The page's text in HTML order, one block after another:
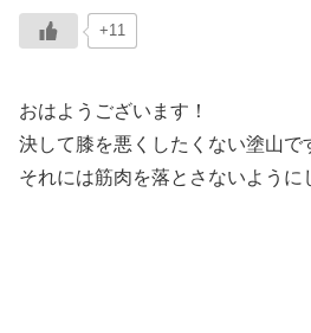
+11
おはようございます！
決して膝を悪くしたくない塗山で
それには筋肉を落とさないように